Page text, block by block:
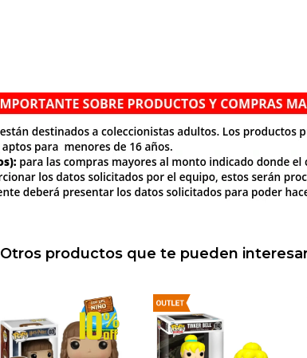
Otros productos que te pueden